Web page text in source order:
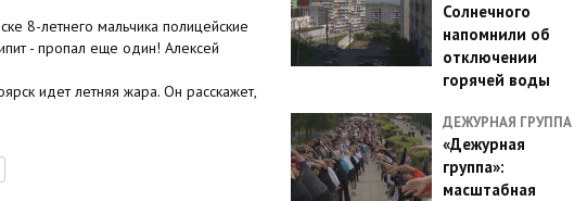
8-летнего мальчика полицейские
- пропал еще один! Алексей
идет летняя жара. Он расскажет,
Солнечного
напомнили об
отключении
горячей воды
ДЕЖУРНАЯ ГРУППА
«Дежурная
группа»:
масштабная